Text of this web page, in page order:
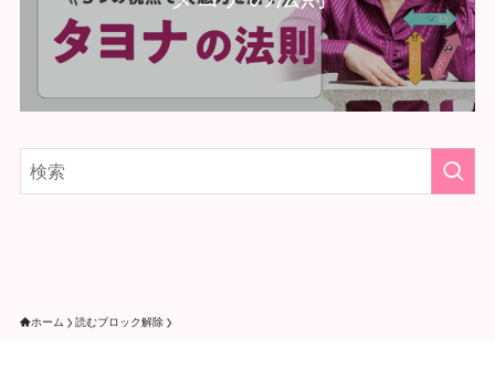
ホーム 読むブロック解除